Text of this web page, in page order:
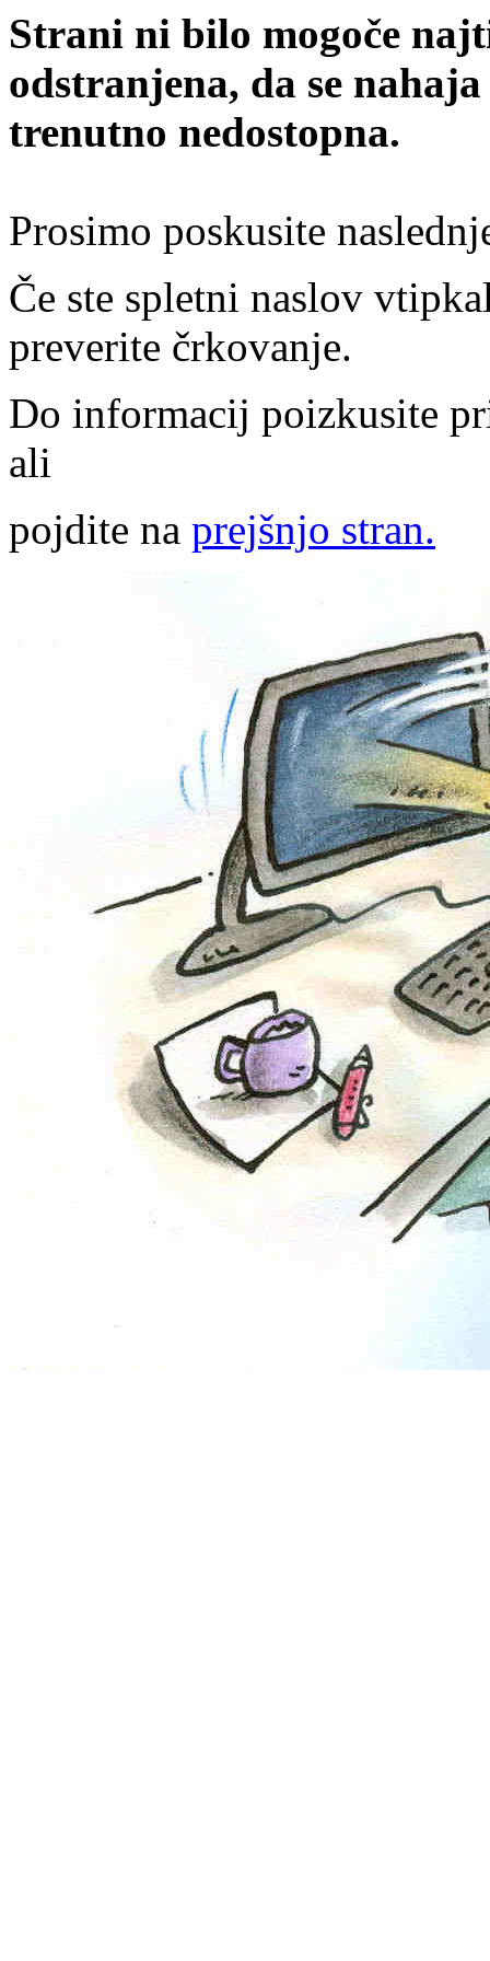
Strani ni bilo mogoče
odstranjena, da se
trenutno nedostopna.
Prosimo poskusite
Če ste spletni naslov
preverite črkovanje.
Do informacij poizkusite
ali
pojdite na prejšnjo stran.